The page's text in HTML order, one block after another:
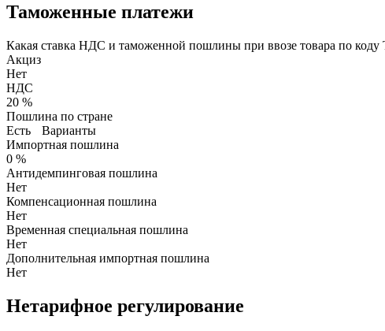
Таможенные платежи
Какая ставка НДС и таможенной пошлины при ввозе товара по
Акциз
Нет
НДС
20 %
Пошлина по стране
Есть
Варианты
Импортная пошлина
0 %
Антидемпинговая пошлина
Нет
Компенсационная пошлина
Нет
Временная специальная пошлина
Нет
Дополнительная импортная пошлина
Нет
Нетарифное регулирование